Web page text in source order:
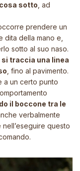
sotto , ad
prendere un
della mano e,
sotto al suo naso.
si traccia una linea
, fino al pavimento.
a un certo punto
il boccone tra le
verbalmente
questo